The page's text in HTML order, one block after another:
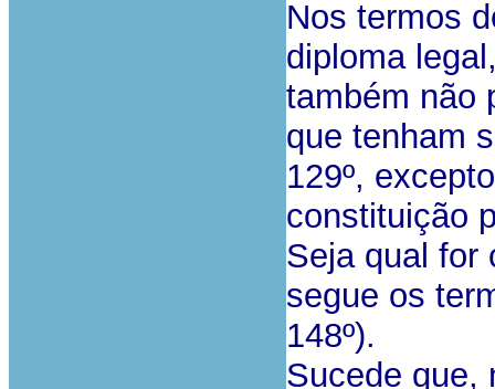
Nos termos
diploma
também não
que tenham
129º,
constituição
Seja qual for
segue os
148º).
Sucede que,